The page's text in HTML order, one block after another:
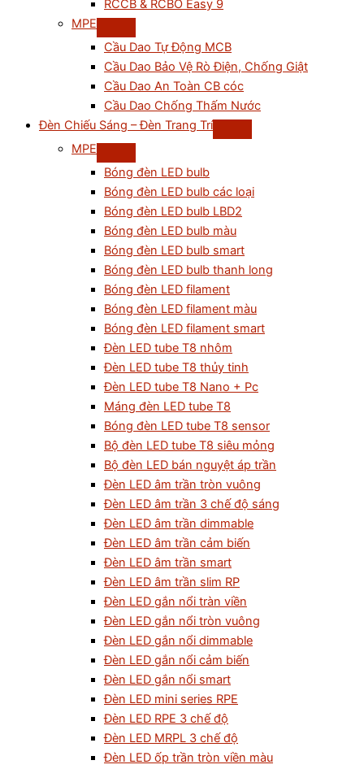
RCCB & RCBO Easy 9
MPE
Cầu Dao Tự Động MCB
Cầu Dao Bảo Vệ Rò Điện, Chống Giật
Cầu Dao An Toàn CB cóc
Cầu Dao Chống Thấm Nước
Đèn Chiếu Sáng – Đèn Trang Trí
MPE
Bóng đèn LED bulb
Bóng đèn LED bulb các loại
Bóng đèn LED bulb LBD2
Bóng đèn LED bulb màu
Bóng đèn LED bulb smart
Bóng đèn LED bulb thanh long
Bóng đèn LED filament
Bóng đèn LED filament màu
Bóng đèn LED filament smart
Đèn LED tube T8 nhôm
Đèn LED tube T8 thủy tinh
Đèn LED tube T8 Nano + Pc
Máng đèn LED tube T8
Bóng đèn LED tube T8 sensor
Bộ đèn LED tube T8 siêu mỏng
Bộ đèn LED bán nguyệt áp trần
Đèn LED âm trần tròn vuông
Đèn LED âm trần 3 chế độ sáng
Đèn LED âm trần dimmable
Đèn LED âm trần cảm biến
Đèn LED âm trần smart
Đèn LED âm trần slim RP
Đèn LED gắn nổi tràn viền
Đèn LED gắn nổi tròn vuông
Đèn LED gắn nổi dimmable
Đèn LED gắn nổi cảm biến
Đèn LED gắn nổi smart
Đèn LED mini series RPE
Đèn LED RPE 3 chế độ
Đèn LED MRPL 3 chế độ
Đèn LED ốp trần tròn viền màu